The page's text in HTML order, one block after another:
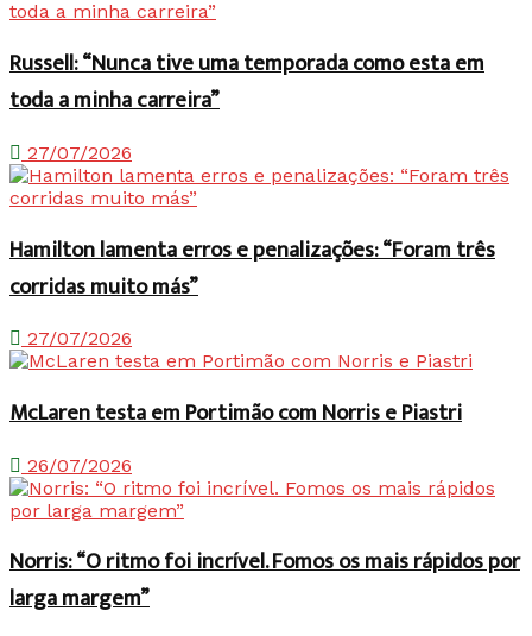
Russell: “Nunca tive uma temporada como esta em
toda a minha carreira”
27/07/2026
Hamilton lamenta erros e penalizações: “Foram três
corridas muito más”
27/07/2026
McLaren testa em Portimão com Norris e Piastri
26/07/2026
Norris: “O ritmo foi incrível. Fomos os mais rápidos por
larga margem”